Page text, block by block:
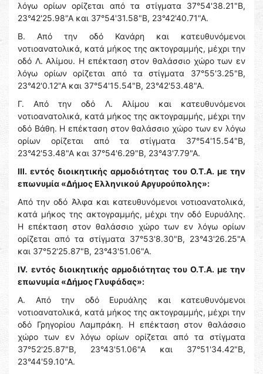
λόγω ορίων ορίζεται από τα στίγματα 37°54'38.21"Β,
23°42'25.98"Α και 37°54'31.58"Β, 23°42'40.71"Α.
Β. Από την οδό Κανάρη και κατευθυνόμενοι
νοτιοανατολικά, κατά μήκος της ακτογραμμής, μέχρι την
οδό Λ. Αλίμου. Η επέκταση στον θαλάσσιο χώρο των εν
λόγω ορίων ορίζεται από τα στίγματα 37°55'3.25"Β,
23°42'0.12"Α και 37°54'15.54"Β, 23°42'53.48"Α.
Γ. Από την οδό Λ. Αλίμου και κατευθυνόμενοι
νοτιοανατολικά, κατά μήκος της ακτογραμμής, μέχρι την
οδό Βάθη. Η επέκταση στον θαλάσσιο χώρο των εν λόγω
ορίων ορίζεται από τα στίγματα 37°54'15.54"Β,
23°42'53.48"Α και 37°54'6.29"Β, 23°43'7.79"Α.
III. εντός διοικητικής αρμοδιότητας του Ο.Τ.Α. με την
επωνυμία «Δήμος Ελληνικού Αργυρούπολης»:
Από την οδό Άλφα και κατευθυνόμενοι νοτιοανατολικά,
κατά μήκος της ακτογραμμής, μέχρι την οδό Ευρυάλης.
Η επέκταση στον θαλάσσιο χώρο των εν λόγω ορίων
ορίζεται από τα στίγματα 37°53'8.30"Β, 23°43'26.25"Α
και 37°52'25.87"Β, 23°43'51.06"Α.
IV. εντός διοικητικής αρμοδιότητας του Ο.Τ.Α. με την
επωνυμία «Δήμος Γλυφάδας»:
Α. Από την οδό Ευρυάλης και κατευθυνόμενοι
νοτιοανατολικά, κατά μήκος της ακτογραμμής, μέχρι την
οδό Γρηγορίου Λαμπράκη. Η επέκταση στον θαλάσσιο
χώρο των εν λόγω ορίων ορίζεται από τα στίγματα
37°52'25.87"Β, 23°43'51.06"Α και 37°51'34.42"Β,
23°44'59.10"Α.